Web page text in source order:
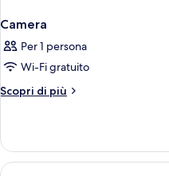
Camera
Per 1 persona
Wi-Fi gratuito
Scopri di più
Altri